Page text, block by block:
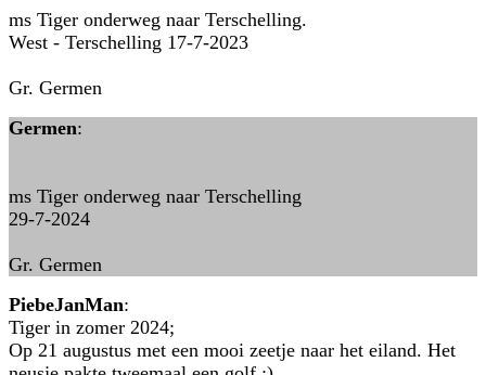
ms Tiger onderweg naar Terschelling.
West - Terschelling 17-7-2023
Gr. Germen
Germen:
ms Tiger onderweg naar Terschelling
29-7-2024
Gr. Germen
PiebeJanMan:
Tiger in zomer 2024;
Op 21 augustus met een mooi zeetje naar het eiland. Het